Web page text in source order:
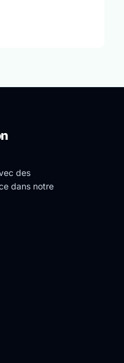
des
dans notre